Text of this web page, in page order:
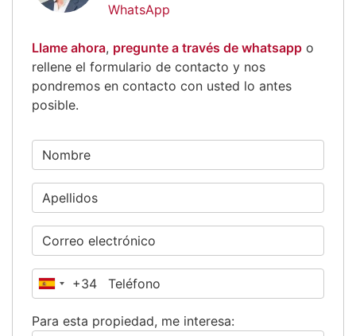
WhatsApp
Llame ahora, pregunte a través de whatsapp o
rellene el formulario de contacto y nos
pondremos en contacto con usted lo antes
posible.
España
+34
Para esta propiedad, me interesa: